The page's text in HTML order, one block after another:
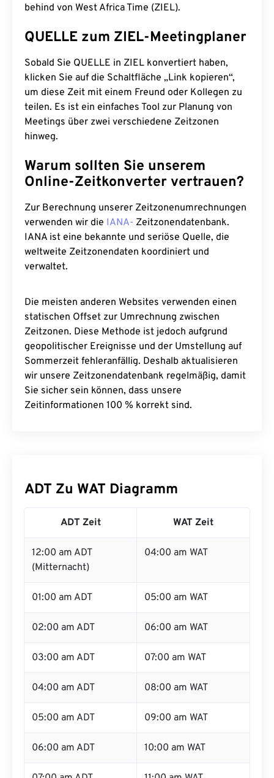
behind von West Africa Time (ZIEL).
QUELLE zum ZIEL-Meetingplaner
Sobald Sie QUELLE in ZIEL konvertiert haben,
klicken Sie auf die Schaltfläche „Link kopieren“,
um diese Zeit mit einem Freund oder Kollegen zu
teilen. Es ist ein einfaches Tool zur Planung von
Meetings über zwei verschiedene Zeitzonen
hinweg.
Warum sollten Sie unserem
Online-Zeitkonverter vertrauen?
Zur Berechnung unserer Zeitzonenumrechnungen
verwenden wir die IANA- Zeitzonendatenbank.
IANA ist eine bekannte und seriöse Quelle, die
weltweite Zeitzonendaten koordiniert und
verwaltet.
Die meisten anderen Websites verwenden einen
statischen Offset zur Umrechnung zwischen
Zeitzonen. Diese Methode ist jedoch aufgrund
geopolitischer Ereignisse und der Umstellung auf
Sommerzeit fehleranfällig. Deshalb aktualisieren
wir unsere Zeitzonendatenbank regelmäßig, damit
Sie sicher sein können, dass unsere
Zeitinformationen 100 % korrekt sind.
ADT Zu WAT Diagramm
ADT Zeit WAT Zeit
12:00 am ADT
(Mitternacht)
04:00 am WAT
01:00 am ADT 05:00 am WAT
02:00 am ADT 06:00 am WAT
03:00 am ADT 07:00 am WAT
04:00 am ADT 08:00 am WAT
05:00 am ADT 09:00 am WAT
06:00 am ADT 10:00 am WAT